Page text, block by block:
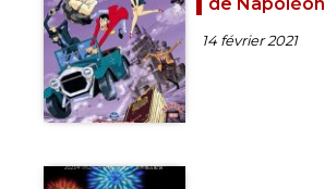
14 février 2021